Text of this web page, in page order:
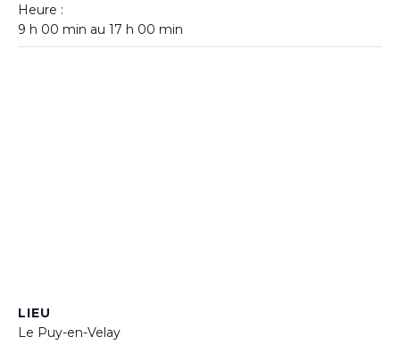
Heure :
9 h 00 min au 17 h 00 min
LIEU
Le Puy-en-Velay